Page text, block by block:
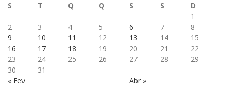
S
T Q Q S S D
« Fev Abr »
1
2
3 4 5 6 7
8
9
10 11 12 13 14
15
16
17 18 19 20 21
22
23
24 25 26 27 28
29
30
31